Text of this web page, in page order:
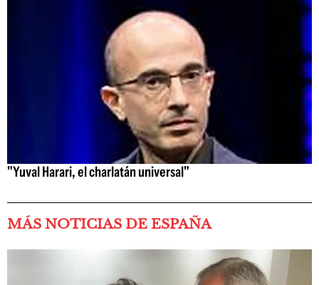
"Yuval Harari, el charlatán universal"
MÁS NOTICIAS DE ESPAÑA